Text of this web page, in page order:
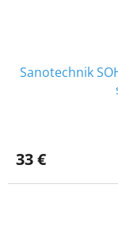
Sanotechnik
33 €